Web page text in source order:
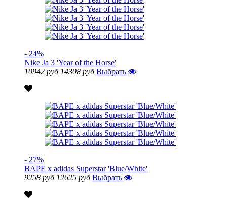
- 24%
Nike Ja 3 'Year of the Horse'
10942 руб 14308 руб Выбрать
- 27%
BAPE x adidas Superstar 'Blue/White'
9258 руб 12625 руб Выбрать